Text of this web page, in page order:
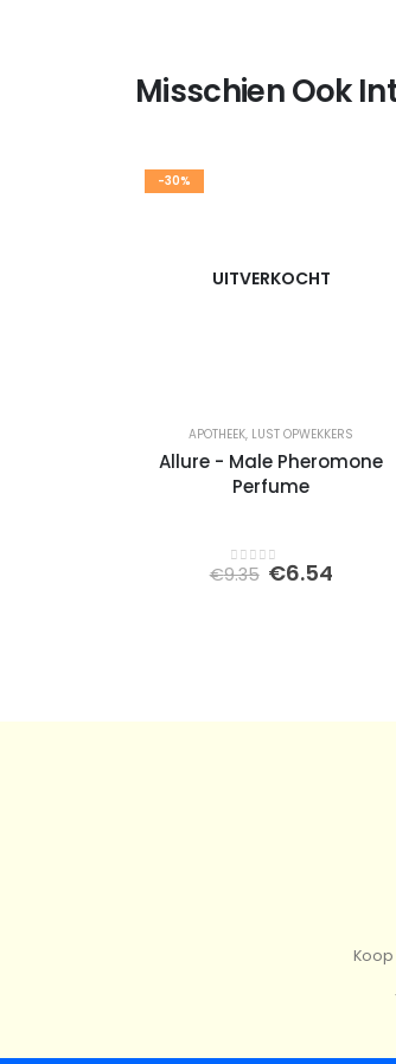
Misschien Ook
-30%
UITVERKOCHT
APOTHEEK, LUST OPWEKKERS
Allure - Male Pheromone
Perfume
0out of 5
€9.35 €6.54